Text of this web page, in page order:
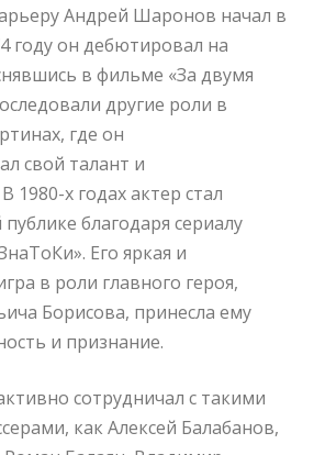
Андрей Шаронов начал в
году он дебютировал на
в фильме «За двумя
другие роли в
где он
свой талант и
1980-х годах актер стал
благодаря сериалу
Его яркая и
в роли главного героя,
Борисова, принесла ему
и признание.
сотрудничал с такими
как Алексей Балабанов,